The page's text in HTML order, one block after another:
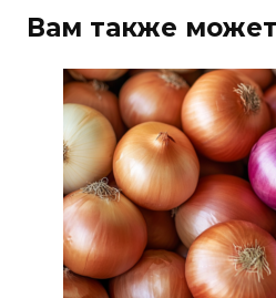
Вам также